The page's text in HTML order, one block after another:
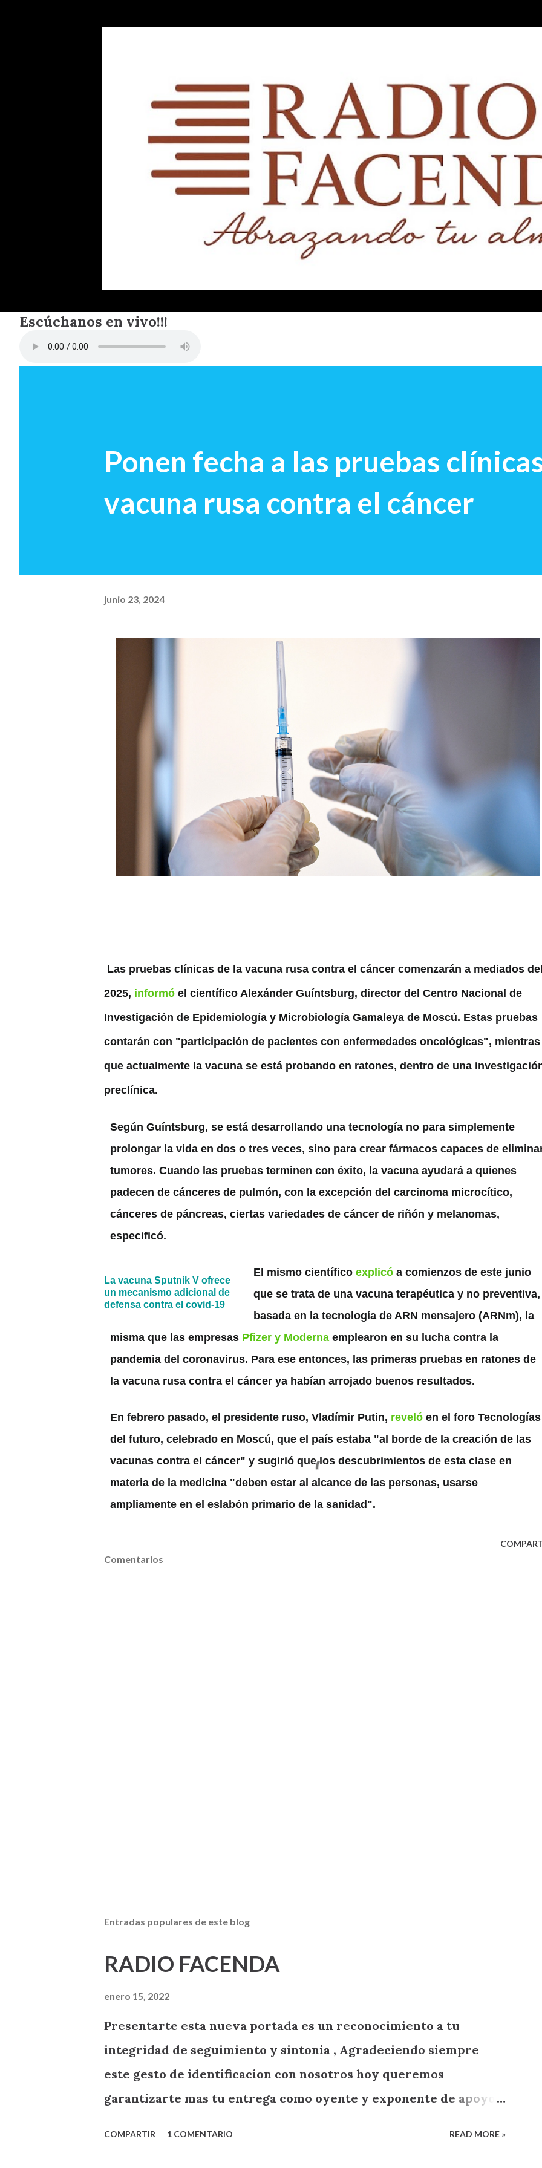
Escúchanos en vivo!!!
Ponen fecha a las pruebas
vacuna rusa contra el cáncer
junio 23, 2024
Las pruebas clínicas de la vacuna rusa contra el cáncer comenzarán a mediados
2025, informó el científico Alexánder Guíntsburg, director del Centro Nacional de
Investigación de Epidemiología y Microbiología Gamaleya de Moscú. Estas pruebas
contarán con "participación de pacientes con enfermedades oncológicas", mientras
que actualmente la vacuna se está probando en ratones, dentro de una
preclínica.
Según Guíntsburg, se está desarrollando una tecnología no para simplemente
prolongar la vida en dos o tres veces, sino para crear fármacos capaces de
tumores. Cuando las pruebas terminen con éxito, la vacuna ayudará a quienes
padecen de cánceres de pulmón, con la excepción del carcinoma microcítico,
cánceres de páncreas, ciertas variedades de cáncer de riñón y melanomas,
especificó.
La vacuna Sputnik V ofrece
un mecanismo adicional de
defensa contra el covid-19
El mismo científico explicóa comienzos de este junio
que se trata de una vacuna terapéutica y no preventiva,
basada en la tecnología de ARN mensajero (ARNm), la
misma que las empresas Pfizer y Moderna emplearon en su lucha contra la
pandemia del coronavirus. Para ese entonces, las primeras pruebas en ratones de
la vacuna rusa contra el cáncer ya habían arrojado buenos resultados.
En febrero pasado, el presidente ruso, Vladímir Putin, reveló en el foro Tecnologías
del futuro, celebrado en Moscú, que el país estaba "al borde de la creación de las
vacunas contra el cáncer" y sugirió que los descubrimientos de esta clase en
materia de la medicina "deben estar al alcance de las personas, usarse
ampliamente en el eslabón primario de la sanidad".
Comentarios
Entradas populares de este blog
RADIO FACENDA
enero 15, 2022
Presentarte esta nueva portada es un reconocimiento a tu
integridad de seguimiento y sintonia , Agradeciendo siempre
este gesto de identificacion con nosotros hoy queremos
garantizarte mas tu entrega como oyente y exponente de apoyo a
COMPARTIR 1 COMENTARIO READ MORE »